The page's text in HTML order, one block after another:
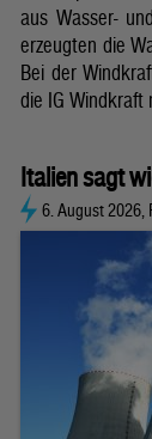
aus Wasser-
erzeugten die
Bei der
die IG
Italien sagt
6. August 2026,